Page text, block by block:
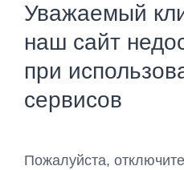
Уважаемый
наш сайт
при
сервисов
Пожалуйста,